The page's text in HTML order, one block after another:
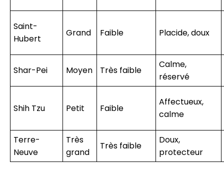
Saint-
Hubert
Grand Faible Placide, doux
Shar-Pei Moyen Très faible
Calme,
réservé
Shih Tzu Petit Faible
Affectueux,
calme
Terre-
Neuve
Très
grand
Très faible
Doux,
protecteur